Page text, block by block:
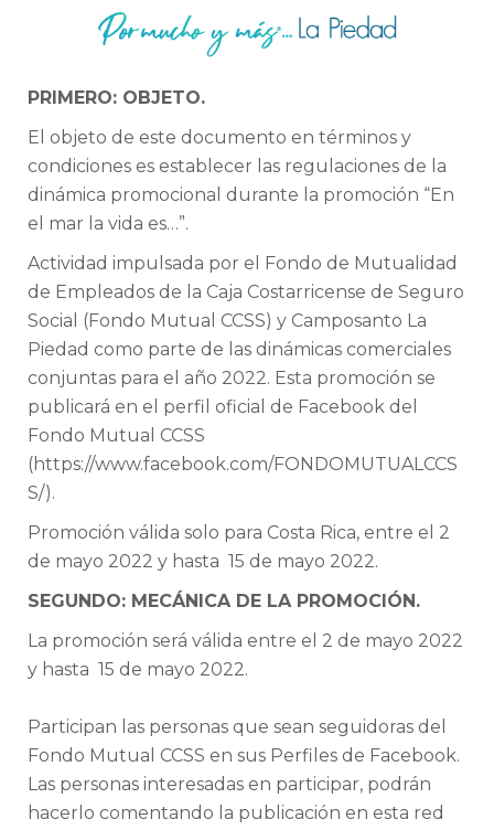
PRIMERO: OBJETO.
El objeto de este documento en términos y
condiciones es establecer las regulaciones de la
dinámica promocional durante la promoción “En
el mar la vida es…”.
Actividad impulsada por el Fondo de Mutualidad
de Empleados de la Caja Costarricense de Seguro
Social (Fondo Mutual CCSS) y Camposanto La
Piedad como parte de las dinámicas comerciales
conjuntas para el año 2022. Esta promoción se
publicará en el perfil oficial de Facebook del
Fondo Mutual CCSS
(https://www.facebook.com/FONDOMUTUALCCS
S/).
Promoción válida solo para Costa Rica, entre el 2
de mayo 2022 y hasta 15 de mayo 2022.
SEGUNDO: MECÁNICA DE LA PROMOCIÓN.
La promoción será válida entre el 2 de mayo 2022
y hasta 15 de mayo 2022.
Participan las personas que sean seguidoras del
Fondo Mutual CCSS en sus Perfiles de Facebook.
Las personas interesadas en participar, podrán
hacerlo comentando la publicación en esta red